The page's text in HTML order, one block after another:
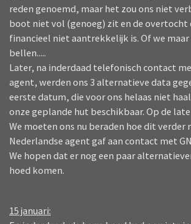
reden genoemd, maar het zou ons niet
boot niet vol (genoeg) zit en de overtocht
financieel niet aantrekkelijk is. Of we
bellen.....
Later, na inderdaad telefonisch contact
agent, werden ons 3 alternatieve data
eerste datum, die voor ons helaas niet
onze geplande hut beschikbaar. Op de
We moeten ons nu beraden hoe dit verder
Nederlandse agent gaf aan contact met
We hopen dat er nog een paar
hoed komen.
15 januari: